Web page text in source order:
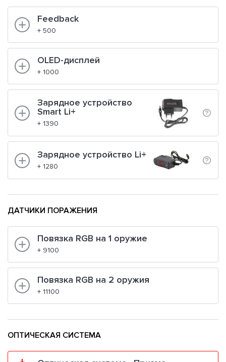
Feedback
+ 500
OLED-дисплей
+ 1000
Зарядное устройство
Smart Li+
+ 1390
Зарядное устройство Li+
+ 1280
ДАТЧИКИ ПОРАЖЕНИЯ
Повязка RGB на 1 оружие
+ 9100
Повязка RGB на 2 оружия
+ 11100
ОПТИЧЕСКАЯ СИСТЕМА